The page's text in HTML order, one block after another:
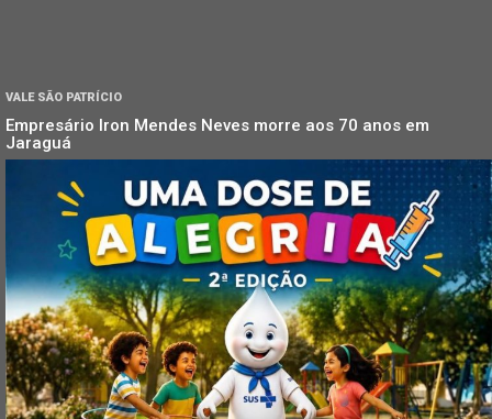
VALE SÃO PATRÍCIO
Empresário Iron Mendes Neves morre aos 70 anos em
Jaraguá